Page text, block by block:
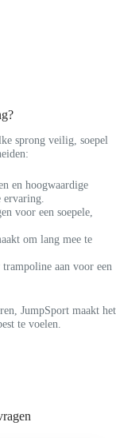
sprong veilig, soepel
en hoogwaardige
voor een soepele,
om lang mee te
aan voor een
JumpSport maakt het
te voelen.